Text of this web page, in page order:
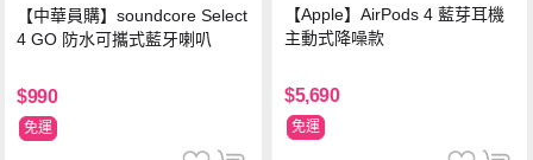
【中華員購】soundcore Select
4 GO 防水可攜式藍牙喇叭
$990
免運
【Apple】AirPods 4 藍芽耳機
主動式降噪款
$5,690
免運